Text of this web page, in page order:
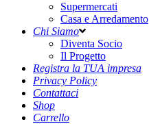
Supermercati
Casa e Arredamento
Chi Siamo
Diventa Socio
Il Progetto
Registra la TUA impresa
Privacy Policy
Contattaci
Shop
Carrello